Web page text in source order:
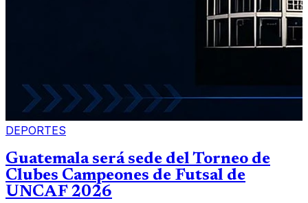
DEPORTES
Guatemala será sede del Torneo de
Clubes Campeones de Futsal de
UNCAF 2026